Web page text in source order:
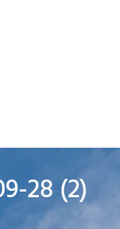
28 (2)